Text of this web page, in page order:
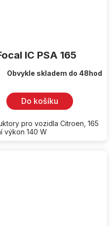
IC PSA 165
Obvykle skladem do 48hod
Do košíku
pro vozidla Citroen, 165
výkon 140 W